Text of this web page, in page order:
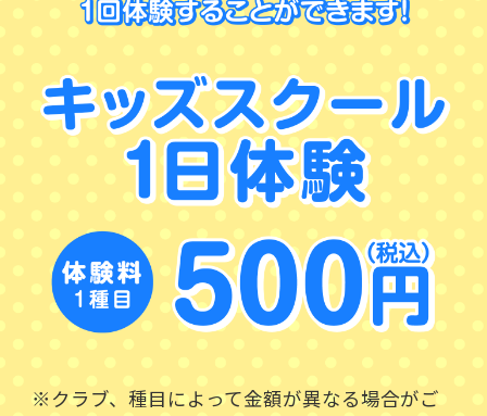
※クラブ、種目によって金額が異なる場合がご